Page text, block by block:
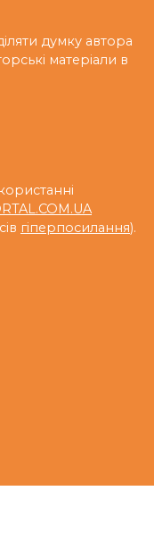
думку автора
матеріали в
гіперпосилання).